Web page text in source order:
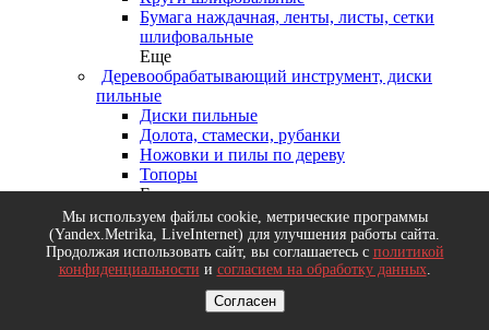
Бумага наждачная, ленты, листы, сетки
шлифовальные
Еще
Деревообрабатывающий инструмент, диски
пильные
Диски пильные
Долота, стамески, рубанки
Ножовки и пилы по дереву
Топоры
Еще
Измерительный инструмент
Рулетки
Резьбомеры, щупы
Уровни, правила, линейки
Микрометры, нутрометры, угломеры
Мы используем файлы cookie, метрические программы
(Yandex.Metrika, LiveInternet) для улучшения работы сайта.
Продолжая использовать сайт, вы соглашаетесь с политикой
конфиденциальности и согласием на обработку данных.
Согласен